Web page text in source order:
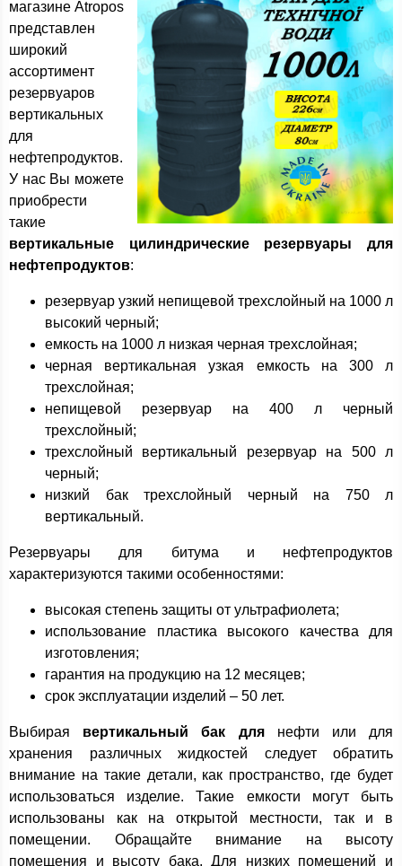
магазине Atropos
представлен
широкий
ассортимент
резервуаров
вертикальных
для
нефтепродуктов.
У нас Вы можете
приобрести
такие
вертикальные цилиндрические резервуары для
нефтепродуктов:
резервуар узкий непищевой трехслойный на 1000 л
высокий черный;
емкость на 1000 л низкая черная трехслойная;
черная вертикальная узкая емкость на 300 л
трехслойная;
непищевой резервуар на 400 л черный
трехслойный;
трехслойный вертикальный резервуар на 500 л
черный;
низкий бак трехслойный черный на 750 л
вертикальный.
Резервуары для битума и нефтепродуктов
характеризуются такими особенностями:
высокая степень защиты от ультрафиолета;
использование пластика высокого качества для
изготовления;
гарантия на продукцию на 12 месяцев;
срок эксплуатации изделий – 50 лет.
Выбирая вертикальный бак длянефти или для
хранения различных жидкостей следует обратить
внимание на такие детали, как пространство, где будет
использоваться изделие. Такие емкости могут быть
использованы как на открытой местности, так и в
помещении. Обращайте внимание на высоту
помещения и высоту бака. Для низких помещений и